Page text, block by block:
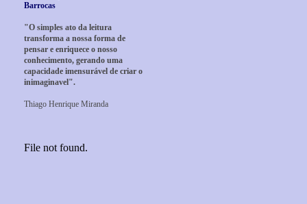
Barrocas
"O simples ato da leitura
transforma a nossa forma de
pensar e enriquece o nosso
conhecimento, gerando uma
capacidade imensurável de criar o
inimaginavel".
Thiago Henrique Miranda